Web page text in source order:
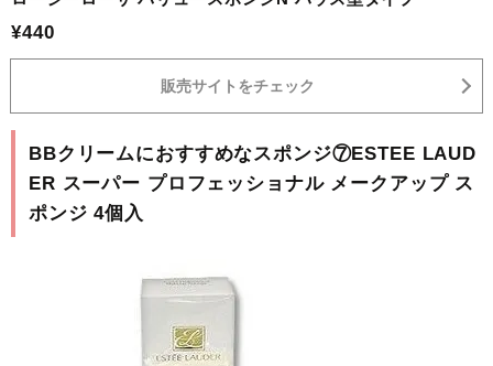
¥440
販売サイトをチェック
BBクリームにおすすめなスポンジ⑦ESTEE LAUD
ER スーパー プロフェッショナル メークアップ ス
ポンジ 4個入